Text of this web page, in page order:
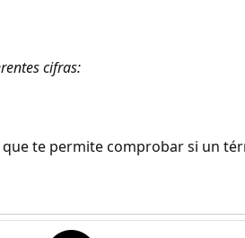
cifras:
te permite comprobar si un